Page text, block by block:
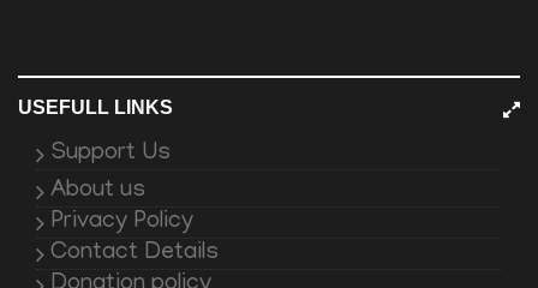
USEFULL LINKS
Support Us
About us
Privacy Policy
Contact Details